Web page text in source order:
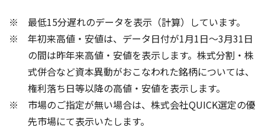
320
360
380
400
300
0
1,000
2,000
2,500
3,000
3
最低15分遅れのデータを表示（計算）しています。
年初来高値・安値は、データ日付が1月1日～3月31日
の間は昨年来高値・安値を表示します。株式分割・株
式併合など資本異動がおこなわれた銘柄については、
権利落ち日等以降の高値・安値を表示します。
市場のご指定が無い場合は、株式会社QUICK選定の優
先市場にて表示いたします。